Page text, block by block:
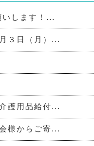
します！...
３日（月）...
護用品給付...
様からご寄...